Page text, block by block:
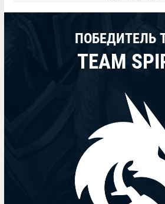
ПОБЕДИТЕЛЬ
TEAM